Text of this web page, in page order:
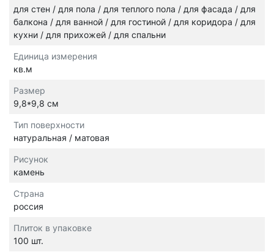
для стен / для пола / для теплого пола / для фасада / для
балкона / для ванной / для гостиной / для коридора / для
кухни / для прихожей / для спальни
Единица измерения
кв.м
Размер
9,8*9,8 см
Тип поверхности
натуральная / матовая
Рисунок
камень
Страна
россия
Плиток в упаковке
100 шт.